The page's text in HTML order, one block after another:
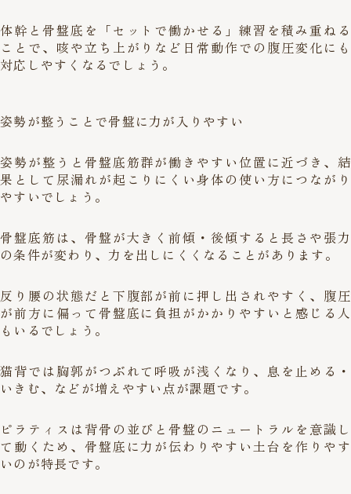
体幹と骨盤底を「セットで働かせる」練習を積み重ねる
ことで、咳や立ち上がりなど日常動作での腹圧変化にも
対応しやすくなるでしょう。
姿勢が整うことで骨盤に力が入りやすい
姿勢が整うと骨盤底筋群が働きやすい位置に近づき、結
果として尿漏れが起こりにくい身体の使い方につながり
やすいでしょう。
骨盤底筋は、骨盤が大きく前傾・後傾すると長さや張力
の条件が変わり、力を出しにくくなることがあります。
反り腰の状態だと下腹部が前に押し出されやすく、腹圧
が前方に偏って骨盤底に負担がかかりやすいと感じる人
もいるでしょう。
猫背では胸郭がつぶれて呼吸が浅くなり、息を止める・
いきむ、などが増えやすい点が課題です。
ピラティスは背骨の並びと骨盤のニュートラルを意識し
て動くため、骨盤底に力が伝わりやすい土台を作りやす
いのが特長です。